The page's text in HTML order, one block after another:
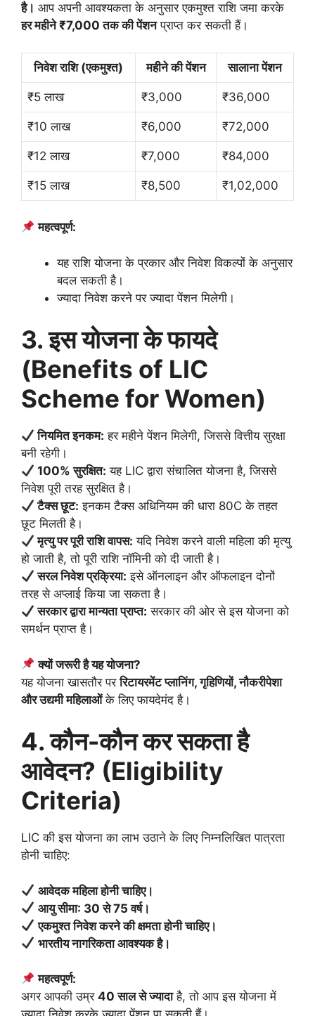
है। आप अपनी आवश्यकता के अनुसार एकमुश्त राशि जमा करके
हर महीने ₹7,000 तक की पेंशनप्राप्त कर सकती हैं।
निवेश राशि (एकमुश्त) महीने की पेंशन सालाना पेंशन
₹5 लाख ₹3,000 ₹36,000
₹10 लाख ₹6,000 ₹72,000
₹12 लाख ₹7,000 ₹84,000
₹15 लाख ₹8,500 ₹1,02,000
महत्वपूर्ण:
यह राशि योजना के प्रकार और निवेश विकल्पों के अनुसार
बदल सकती है।
ज्यादा निवेश करने पर ज्यादा पेंशन मिलेगी।
3. इस योजना के फायदे
(Benefits of LIC
Scheme for Women)
नियमित इनकम: हर महीने पेंशन मिलेगी, जिससे वित्तीय सुरक्षा
बनी रहेगी।
100% सुरक्षित: यह LIC द्वारा संचालित योजना है, जिससे
निवेश पूरी तरह सुरक्षित है।
टैक्स छूट: इनकम टैक्स अधिनियम की धारा 80C के तहत
छूट मिलती है।
मृत्यु पर पूरी राशि वापस: यदि निवेश करने वाली महिला की मृत्यु
हो जाती है, तो पूरी राशि नॉमिनी को दी जाती है।
सरल निवेश प्रक्रिया: इसे ऑनलाइन और ऑफलाइन दोनों
तरह से अप्लाई किया जा सकता है।
सरकार द्वारा मान्यता प्राप्त: सरकार की ओर से इस योजना को
समर्थन प्राप्त है।
क्यों जरूरी है यह योजना?
यह योजना खासतौर पररिटायरमेंट प्लानिंग, गृहिणियों, नौकरीपेशा
और उद्यमी महिलाओंके लिए फायदेमंद है।
4. कौन-कौन कर सकता है
आवेदन? (Eligibility
Criteria)
LIC की इस योजना का लाभ उठाने के लिए निम्नलिखित पात्रता
होनी चाहिए:
आवेदक महिला होनी चाहिए।
आयु सीमा: 30 से 75 वर्ष।
एकमुश्त निवेश करने की क्षमता होनी चाहिए।
भारतीय नागरिकता आवश्यक है।
महत्वपूर्ण:
अगर आपकी उम्र 40 साल से ज्यादाहै, तो आप इस योजना में